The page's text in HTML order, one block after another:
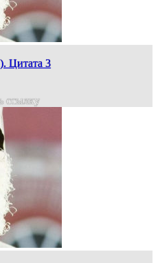
Цитата 3